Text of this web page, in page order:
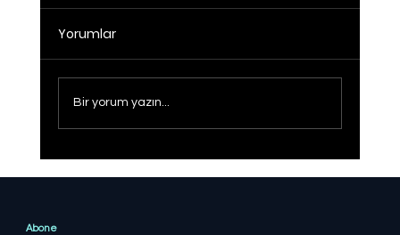
Yorumlar
Bir yorum yazın...
Abone